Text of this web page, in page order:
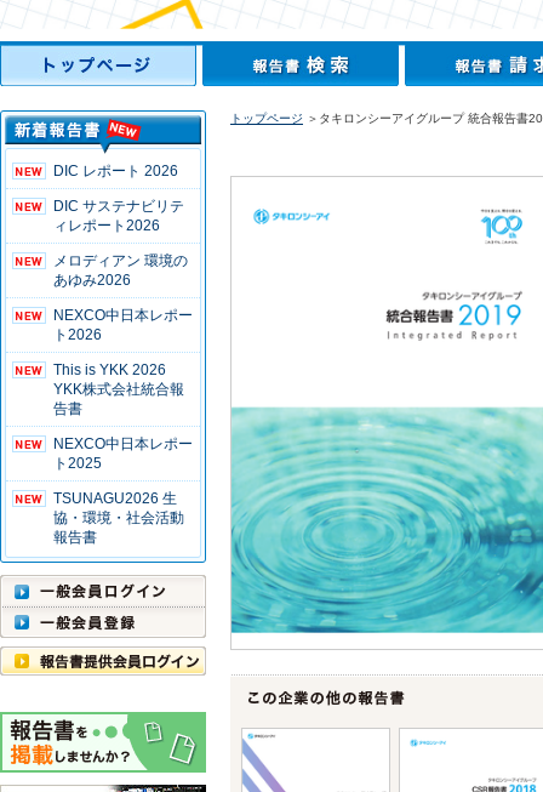
DIC レポート 2026
DIC サステナビリテ
ィレポート2026
メロディアン 環境の
あゆみ2026
NEXCO中日本レポー
ト2026
This is YKK 2026
YKK株式会社統合報
告書
NEXCO中日本レポー
ト2025
TSUNAGU2026 生
協・環境・社会活動
報告書
トップページ ＞タキロンシーアイグループ 統合報告書